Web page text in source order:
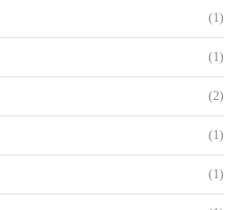
(1)
(1)
(2)
(1)
(1)